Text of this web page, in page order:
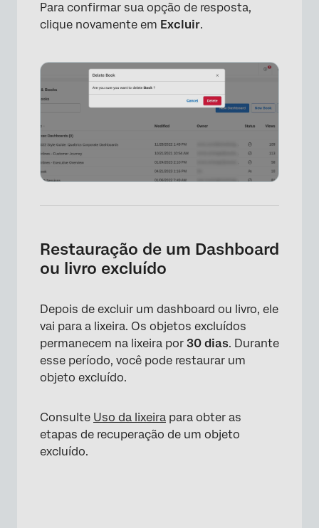
×
Para confirmar sua opção de resposta,
clique novamente em Excluir.
×
Restauração de um Dashboard
ou livro excluído
Depois de excluir um dashboard ou livro, ele
vai para a lixeira. Os objetos excluídos
permanecem na lixeira por 30 dias. Durante
esse período, você pode restaurar um
objeto excluído.
Consulte Uso da lixeira para obter as
etapas de recuperação de um objeto
excluído.